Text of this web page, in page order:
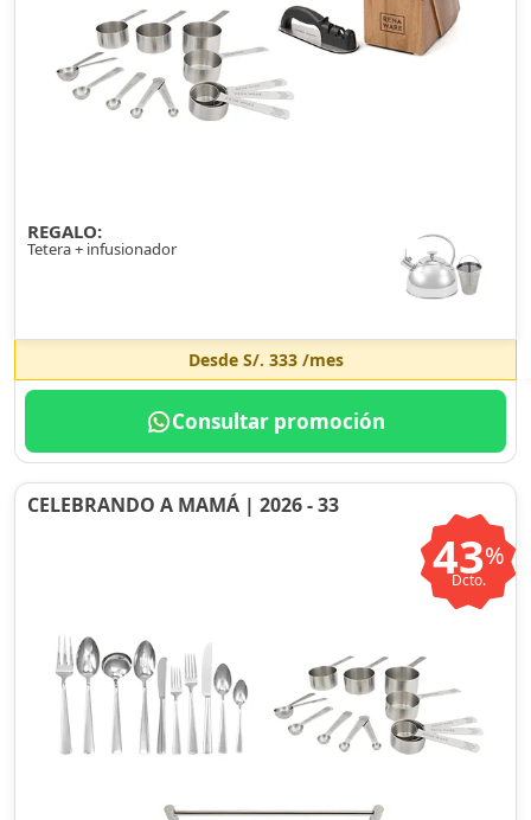
REGALO:
Tetera + infusionador
Desde S/. 333/mes
Consultar promoción
CELEBRANDO A MAMÁ | 2026 - 33
43%
Dcto.